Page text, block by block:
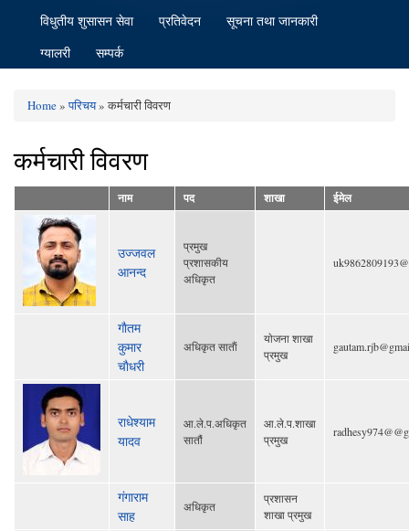
विधुतीय शुसासन सेवा
प्रतिवेदन
सूचना तथा जानकारी
ग्यालरी
सम्पर्क
Home»परिचय» कर्मचारी विवरण
कर्मचारी विवरण
नाम पद शाखा ईमेल
उज्जवल
आनन्द
प्रमुख
प्रशासकीय
अधिकृत
गाैतम
कुमार
चाैधरी
अधिकृत साताैं
याेजना शाखा
प्रमुख
राधेश्याम
यादव
आ.ले.प.अधिकृत
सातौं
आ.ले.प.शाखा
प्रमुख
गंगाराम
साह
अधिकृत
प्रशासन
शाखा प्रमुख